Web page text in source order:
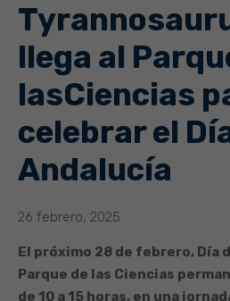
llega al
lasCiencias
celebrar el
Andalucía
26 febrero, 2025
El próximo 28 de febrero, Día
Parque de las Ciencias
de 10 a 15 horas, en una